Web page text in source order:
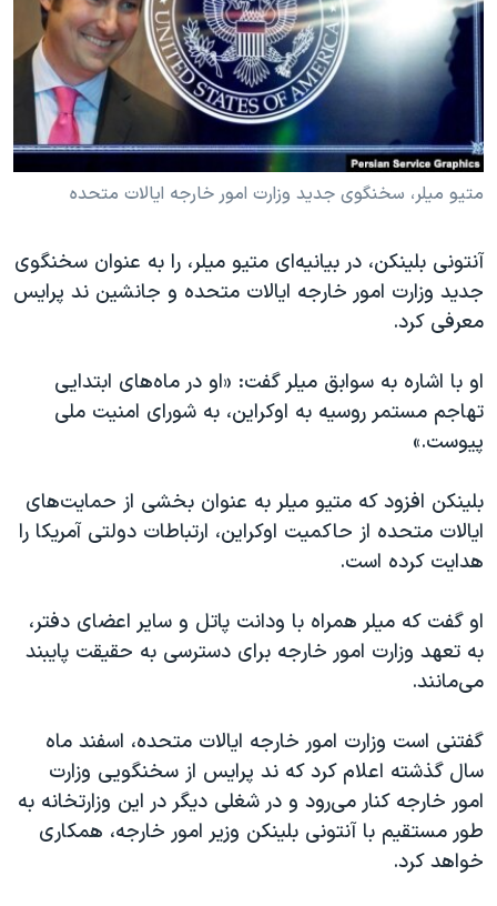
فرهنگ و زندگی
حقوق شهروندی
اقتصادی
علم و فناوری
اسرائیل در جنگ
آرشیو پخش زنده
مستندها
انتخابات ریاست جمهوری آمریکا ۲۰۲۴
حمله جمهوری اسلامی به اسرائیل
رمز مهسا
ورزش زنان در ایران
مجموعه مستندهای دادخواهی
تریبونال مردمی آبان ۹۸
چهل سال گروگان‌گیری
قانون شفافیت دارائی کادر رهبری ایران
اسرائیل در جنگ
نرگس محمدی برنده جایزه نوبل صلح
صفحه‌های ویژه
سفر پرزیدنت ترامپ به چین
دنبال کنید
زبانهای مختلف
متیو میلر، سخنگوی جدید وزارت امور خارجه ایالات متحده
آنتونی بلینکن، در بیانیه‌ای متیو میلر، را به عنوان سخنگوی
جدید وزارت امور خارجه ایالات متحده و جانشین ند پرایس
معرفی کرد.
او با اشاره به سوابق میلر گفت: «او در ماه‌های ابتدایی
تهاجم مستمر روسیه به اوکراین، به شورای امنیت ملی
پیوست.»
بلینکن افزود که متیو میلر به عنوان بخشی از حمایت‌های
ایالات متحده از حاکمیت اوکراین، ارتباطات دولتی آمریکا را
هدایت کرده‌ است.
او‌ گفت که میلر همراه با ودانت پاتل و سایر اعضای دفتر،
به تعهد وزارت‌ امور خارجه برای دسترسی به حقیقت پایبند
می‌مانند.
گفتنی است وزارت امور خارجه ایالات متحده، اسفند ماه
سال گذشته اعلام کرد که ند پرایس از سخنگویی وزارت
امور خارجه کنار می‌رود و در شغلی دیگر در این وزارتخانه به
طور مستقیم با آنتونی بلینکن وزیر امور خارجه، همکاری
خواهد کرد.